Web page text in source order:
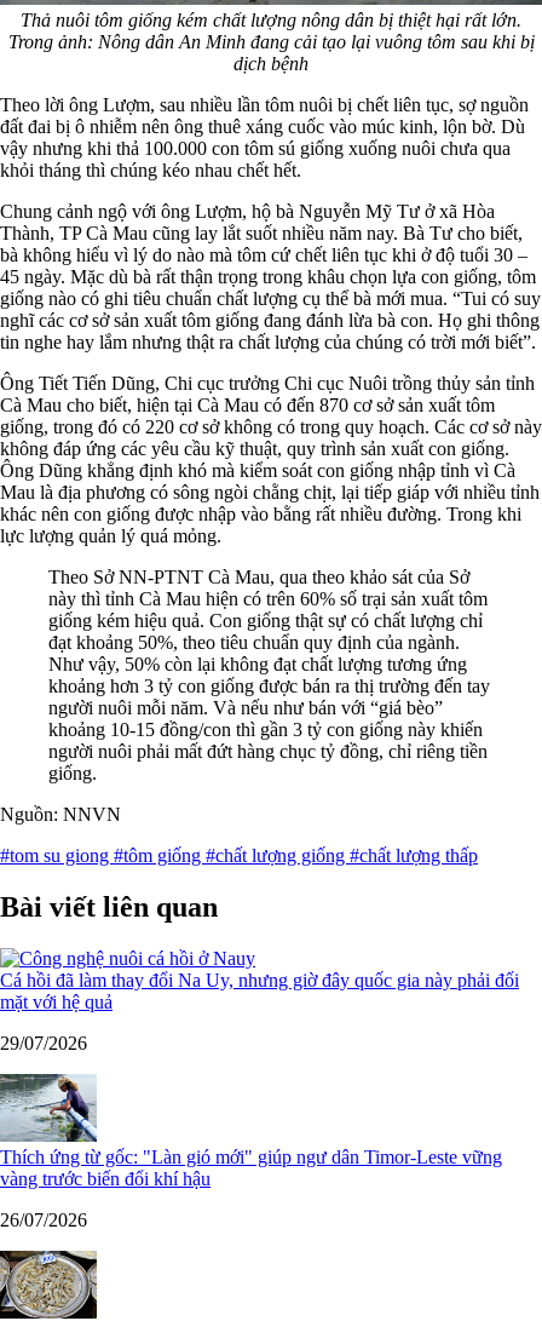
Thả nuôi tôm giống kém chất lượng nông dân bị thiệt hại rất lớn.
Trong ảnh: Nông dân An Minh đang cải tạo lại vuông tôm sau khi bị
dịch bệnh
Theo lời ông Lượm, sau nhiều lần tôm nuôi bị chết liên tục, sợ nguồn
đất đai bị ô nhiễm nên ông thuê xáng cuốc vào múc kinh, lộn bờ. Dù
vậy nhưng khi thả 100.000 con tôm sú giống xuống nuôi chưa qua
khỏi tháng thì chúng kéo nhau chết hết.
Chung cảnh ngộ với ông Lượm, hộ bà Nguyễn Mỹ Tư ở xã Hòa
Thành, TP Cà Mau cũng lay lắt suốt nhiều năm nay. Bà Tư cho biết,
bà không hiểu vì lý do nào mà tôm cứ chết liên tục khi ở độ tuổi 30 –
45 ngày. Mặc dù bà rất thận trọng trong khâu chọn lựa con giống, tôm
giống nào có ghi tiêu chuẩn chất lượng cụ thể bà mới mua. “Tui có suy
nghĩ các cơ sở sản xuất tôm giống đang đánh lừa bà con. Họ ghi thông
tin nghe hay lắm nhưng thật ra chất lượng của chúng có trời mới biết”.
Ông Tiết Tiến Dũng, Chi cục trưởng Chi cục Nuôi trồng thủy sản tỉnh
Cà Mau cho biết, hiện tại Cà Mau có đến 870 cơ sở sản xuất tôm
giống, trong đó có 220 cơ sở không có trong quy hoạch. Các cơ sở này
không đáp ứng các yêu cầu kỹ thuật, quy trình sản xuất con giống.
Ông Dũng khẳng định khó mà kiểm soát con giống nhập tỉnh vì Cà
Mau là địa phương có sông ngòi chằng chịt, lại tiếp giáp với nhiều tỉnh
khác nên con giống được nhập vào bằng rất nhiều đường. Trong khi
lực lượng quản lý quá mỏng.
Theo Sở NN-PTNT Cà Mau, qua theo khảo sát của Sở
này thì tỉnh Cà Mau hiện có trên 60% số trại sản xuất tôm
giống kém hiệu quả. Con giống thật sự có chất lượng chỉ
đạt khoảng 50%, theo tiêu chuẩn quy định của ngành.
Như vậy, 50% còn lại không đạt chất lượng tương ứng
khoảng hơn 3 tỷ con giống được bán ra thị trường đến tay
người nuôi mỗi năm. Và nếu như bán với “giá bèo”
khoảng 10-15 đồng/con thì gần 3 tỷ con giống này khiến
người nuôi phải mất đứt hàng chục tỷ đồng, chỉ riêng tiền
giống.
Nguồn: NNVN
#tom su giong #tôm giống #chất lượng giống #chất lượng thấp
Bài viết liên quan
Cá hồi đã làm thay đổi Na Uy, nhưng giờ đây quốc gia này phải đối
mặt với hệ quả
29/07/2026
Thích ứng từ gốc: "Làn gió mới" giúp ngư dân Timor-Leste vững
vàng trước biến đổi khí hậu
26/07/2026